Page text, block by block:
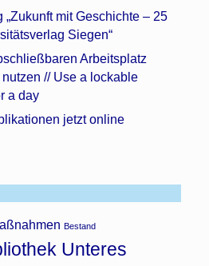
mit Geschichte – 25
Siegen“
Arbeitsplatz
// Use a lockable
a day
jetzt online
Bestand
Unteres